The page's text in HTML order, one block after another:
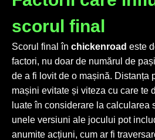
scorul final
Scorul final în chickenroad este
factori, nu doar de numărul de
de a fi lovit de o mașină. Distanța
mașini evitate și viteza cu care te
luate în considerare la calcularea
unele versiuni ale jocului pot
anumite acțiuni, cum ar fi